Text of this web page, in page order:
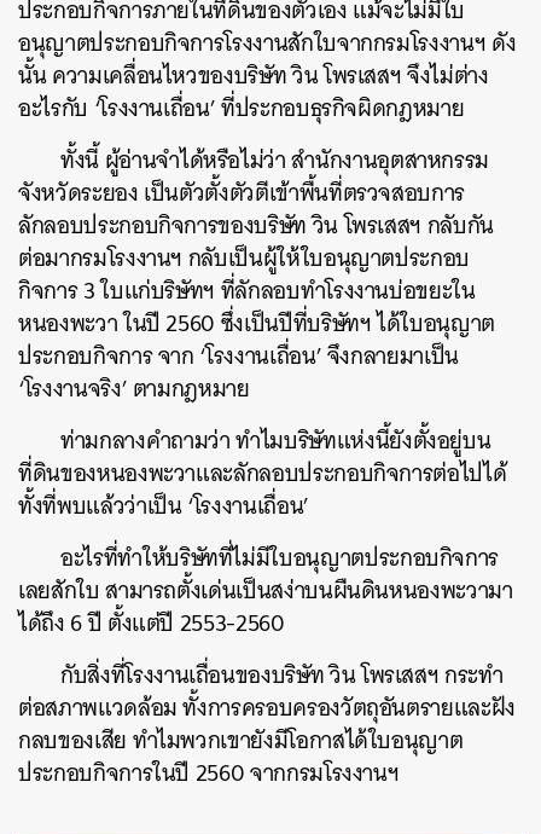
ประกอบกิจการภายในที่ดินของตัวเอง แม้จะไม่มีใบ
อนุญาตประกอบกิจการโรงงานสักใบจากกรมโรงงานฯ ดัง
นั้น ความเคลื่อนไหวของบริษัท วิน โพรเสสฯ จึงไม่ต่าง
อะไรกับ ‘โรงงานเถื่อน’ ที่ประกอบธุรกิจผิดกฎหมาย
ทั้งนี้ ผู้อ่านจำได้หรือไม่ว่า สำนักงานอุตสาหกรรม
จังหวัดระยอง เป็นตัวตั้งตัวตีเข้าพื้นที่ตรวจสอบการ
ลักลอบประกอบกิจการของบริษัท วิน โพรเสสฯ กลับกัน
ต่อมากรมโรงงานฯ กลับเป็นผู้ให้ใบอนุญาตประกอบ
กิจการ 3 ใบแก่บริษัทฯ ที่ลักลอบทำโรงงานบ่อขยะใน
หนองพะวา ในปี 2560 ซึ่งเป็นปีที่บริษัทฯ ได้ใบอนุญาต
ประกอบกิจการ จาก ‘โรงงานเถื่อน’ จึงกลายมาเป็น
‘โรงงานจริง’ ตามกฎหมาย
ท่ามกลางคำถามว่า ทำไมบริษัทแห่งนี้ยังตั้งอยู่บน
ที่ดินของหนองพะวาและลักลอบประกอบกิจการต่อไปได้
ทั้งที่พบแล้วว่าเป็น ‘โรงงานเถื่อน’
อะไรที่ทำให้บริษัทที่ไม่มีใบอนุญาตประกอบกิจการ
เลยสักใบ สามารถตั้งเด่นเป็นสง่าบนผืนดินหนองพะวามา
ได้ถึง 6 ปี ตั้งแต่ปี 2553-2560
กับสิ่งที่โรงงานเถื่อนของบริษัท วิน โพรเสสฯ กระทำ
ต่อสภาพแวดล้อม ทั้งการครอบครองวัตถุอันตรายและฝัง
กลบของเสีย ทำไมพวกเขายังมีโอกาสได้ใบอนุญาต
ประกอบกิจการในปี 2560 จากกรมโรงงานฯ